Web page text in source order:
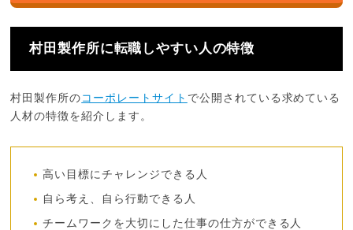
村田製作所に転職しやすい人の特徴
村田製作所の コーポレートサイト で公開されている求めている
人材の特徴を紹介します。
高い目標にチャレンジできる人
自ら考え、自ら行動できる人
チームワークを大切にした仕事の仕方ができる人